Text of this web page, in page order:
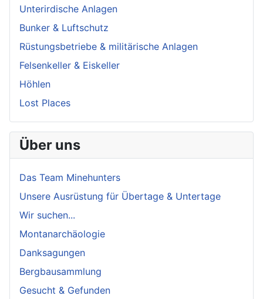
Unterirdische Anlagen
Bunker & Luftschutz
Rüstungsbetriebe & militärische Anlagen
Felsenkeller & Eiskeller
Höhlen
Lost Places
Über uns
Das Team Minehunters
Unsere Ausrüstung für Übertage & Untertage
Wir suchen...
Montanarchäologie
Danksagungen
Bergbausammlung
Gesucht & Gefunden